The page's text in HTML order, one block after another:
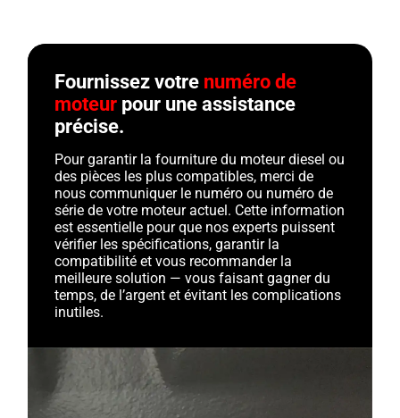
Fournissez votre numéro de
moteur pour une assistance
précise.
Pour garantir la fourniture du moteur diesel ou
des pièces les plus compatibles, merci de
nous communiquer le numéro ou numéro de
série de votre moteur actuel. Cette information
est essentielle pour que nos experts puissent
vérifier les spécifications, garantir la
compatibilité et vous recommander la
meilleure solution — vous faisant gagner du
temps, de l’argent et évitant les complications
inutiles.